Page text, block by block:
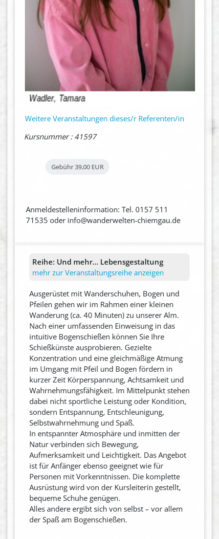
Weitere Veranstaltungen dieses/r Referenten/in
Kursnummer : 41597
Gebühr39,00 EUR
Anmeldestelleninformation: Tel. 0157 511
71535 oder info@wanderwelten-chiemgau.de
Reihe: Und mehr... Lebensgestaltung
mehr zur Veranstaltungsreihe anzeigen
Ausgerüstet mit Wanderschuhen, Bogen und
Pfeilen gehen wir im Rahmen einer kleinen
Wanderung (ca. 40 Minuten) zu unserer Alm.
Nach einer umfassenden Einweisung in das
intuitive Bogenschießen können Sie Ihre
Schießkünste ausprobieren. Gezielte
Konzentration und eine gleichmäßige Atmung
im Umgang mit Pfeil und Bogen fördern in
kurzer Zeit Körperspannung, Achtsamkeit und
Wahrnehmungsfähigkeit. Im Mittelpunkt stehen
dabei nicht sportliche Leistung oder Kondition,
sondern Entspannung, Entschleunigung,
Selbstwahrnehmung und Spaß.
In entspannter Atmosphäre und inmitten der
Natur verbinden sich Bewegung,
Aufmerksamkeit und Leichtigkeit. Das Angebot
ist für Anfänger ebenso geeignet wie für
Personen mit Vorkenntnissen. Die komplette
Ausrüstung wird von der Kursleiterin gestellt,
bequeme Schuhe genügen.
Alles andere ergibt sich von selbst – vor allem
der Spaß am Bogenschießen.